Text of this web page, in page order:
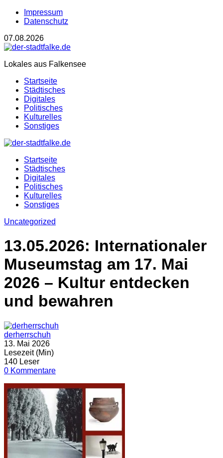
Impressum
Datenschutz
07.08.2026
Lokales aus Falkensee
Startseite
Städtisches
Digitales
Politisches
Kulturelles
Sonstiges
Startseite
Städtisches
Digitales
Politisches
Kulturelles
Sonstiges
Uncategorized
13.05.2026: Internationaler
Museumstag am 17. Mai
2026 – Kultur entdecken
und bewahren
derherrschuh
13. Mai 2026
Lesezeit (Min)
140 Leser
0 Kommentare